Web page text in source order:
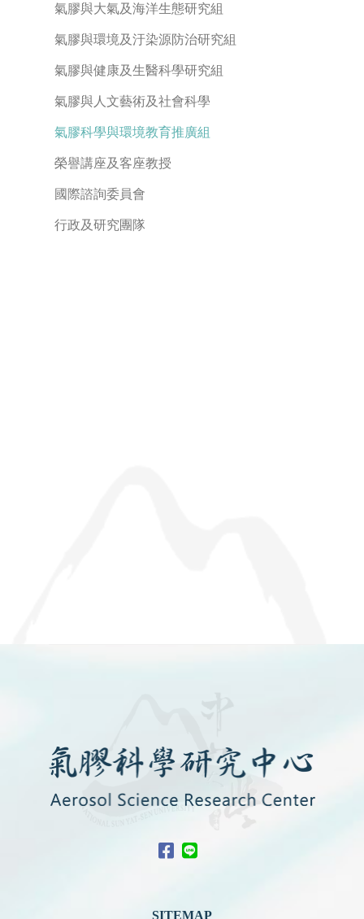
氣膠與大氣及海洋生態研究組
氣膠與環境及汙染源防治研究組
氣膠與健康及生醫科學研究組
氣膠與人文藝術及社會科學
氣膠科學與環境教育推廣組
榮譽講座及客座教授
國際諮詢委員會
行政及研究團隊
SITEMAP